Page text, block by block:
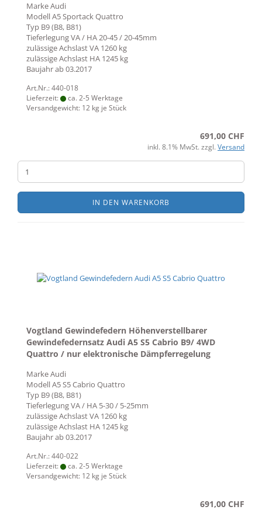
MarkeAudi
ModellA5 Sportack Quattro
Typ B9 (B8, B81)
Tieferlegung VA / HA20-45 / 20-45mm
zulässige Achslast VA 1260 kg
zulässige Achslast HA 1245 kg
Baujahr ab03.2017
Art.Nr.: 440-018
Lieferzeit:
ca. 2-5 Werktage
Versandgewicht: 12 kg je Stück
691,00 CHF
inkl. 8.1% MwSt. zzgl. Versand
IN DEN WARENKORB
Vogtland Gewindefedern Höhenverstellbarer
Gewindefedernsatz Audi A5 S5 Cabrio B9/ 4WD
Quattro / nur elektronische Dämpferregelung
MarkeAudi
ModellA5 S5 Cabrio Quattro
Typ B9 (B8, B81)
Tieferlegung VA / HA 5-30 / 5-25mm
zulässige Achslast VA 1260 kg
zulässige Achslast HA 1245 kg
Baujahr ab03.2017
Art.Nr.: 440-022
Lieferzeit:
ca. 2-5 Werktage
Versandgewicht: 12 kg je Stück
691,00 CHF